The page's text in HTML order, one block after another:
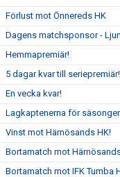
Förlust mot Önnereds HK
Dagens matchsponsor -
Hemmapremiär!
5 dagar kvar till seriepremiär!
En vecka kvar!
Lagkaptenerna för
Vinst mot Härnösands HK!
Bortamatch mot
Bortamatch mot IFK Tumba